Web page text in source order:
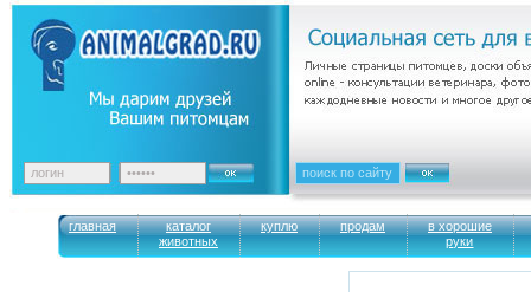
главная
каталог
животных
куплю продам
в хорошие
руки